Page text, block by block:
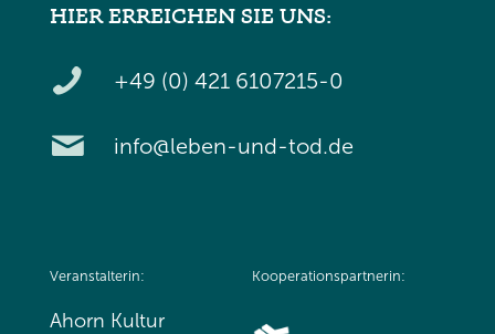
HIER ERREICHEN SIE UNS:
+49 (0) 421 6107215-0
info@leben-und-tod.de
Veranstalterin:
Ahorn Kultur
Kooperationspartnerin: